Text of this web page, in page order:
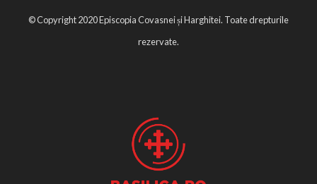
© Copyright 2020 Episcopia Covasnei și Harghitei. Toate drepturile
rezervate.